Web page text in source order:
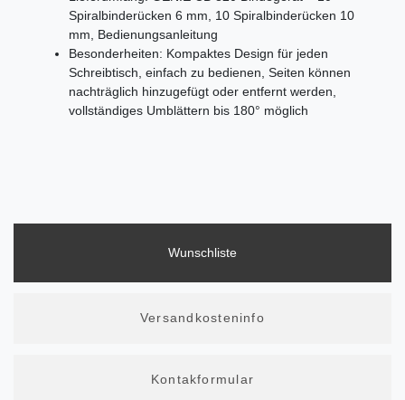
Spiralbinderücken 6 mm, 10 Spiralbinderücken 10
mm, Bedienungsanleitung
Besonderheiten: Kompaktes Design für jeden
Schreibtisch, einfach zu bedienen, Seiten können
nachträglich hinzugefügt oder entfernt werden,
vollständiges Umblättern bis 180° möglich
Wunschliste
Versandkosteninfo
Kontakformular